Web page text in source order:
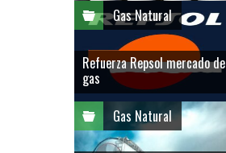
Gas Natural
Refuerza Repsol mercado de
gas
Gas Natural